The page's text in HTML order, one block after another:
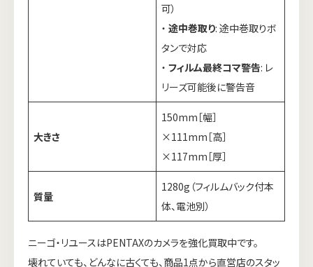
可）
・ 途中巻取り: 途中巻取りボ
タンで対応
・ フィルム最終コマ警告: レ
リーズ可能後に警告音
大きさ
150mm［幅］
×111mm［高］
×117mm［厚］
質量
1280g（フィルムバック付本
体、電池別）
ニーゴ・リユースはPENTAXのカメラを強化買取中です。
壊れていても、どんなに古くても、商品1点から直営店のスタッ